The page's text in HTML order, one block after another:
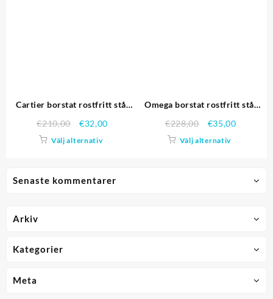
Senaste kommentarer
Cartier borstat rostfritt stål
Replika Klockor
€210,00 €32,00
Välj alternativ
Omega borstat rostfritt stål
Replika Klockor
€228,00 €35,00
Välj alternativ
Arkiv
Kategorier
Meta